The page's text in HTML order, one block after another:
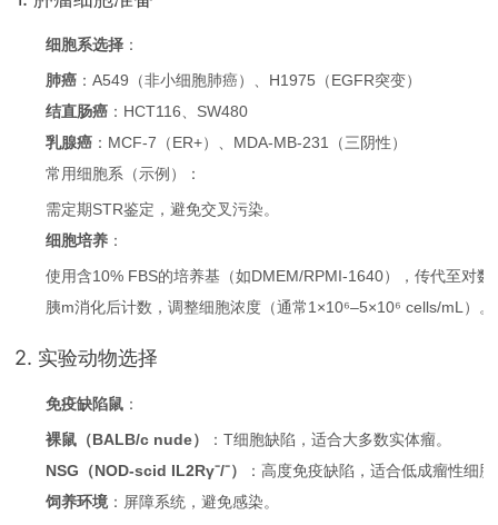
细胞系选择：
肺癌：A549（非小细胞肺癌）、H1975（EGFR突变）
结直肠癌：HCT116、SW480
乳腺癌：MCF-7（ER+）、MDA-MB-231（三阴性）
常用细胞系（示例）：
需定期STR鉴定，避免交叉污染。
细胞培养：
使用含10% FBS的培养基（如DMEM/RPMI-1640），传代至对数
胰m消化后计数，调整细胞浓度（通常1×10⁶–5×10⁶ cells/mL）。
2. 实验动物选择
免疫缺陷鼠：
裸鼠（BALB/c nude）
：T细胞缺陷，适合大多数实体瘤。
NSG（NOD-scid IL2Rγ⁻/⁻）
：高度免疫缺陷，适合低成瘤性细胞
饲养环境：屏障系统，避免感染。